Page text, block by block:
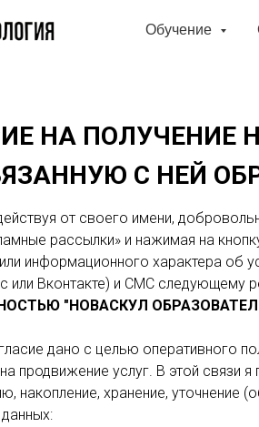
Обучение
НА ПОЛУЧЕНИЕ
С НЕЙ
от своего имени,
рассылки» и нажимая на
информационного характера об
или Вконтакте) и СМС следующему
"НОВАСКУЛ
дано с целью оперативного
продвижение услуг. В этой
накопление, хранение, уточнение